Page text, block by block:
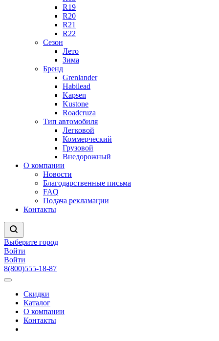
R19
R20
R21
R22
Сезон
Лето
Зима
Бренд
Grenlander
Habilead
Kapsen
Kustone
Roadcruza
Тип автомобиля
Легковой
Коммерческий
Грузовой
Внедорожный
О компании
Новости
Благодарственные письма
FAQ
Подача рекламации
Контакты
Выберите город
Войти
Войти
8(800)555-18-87
Скидки
Каталог
О компании
Контакты